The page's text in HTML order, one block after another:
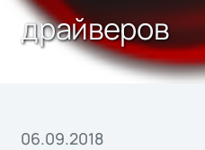
драйверов
06.09.2018